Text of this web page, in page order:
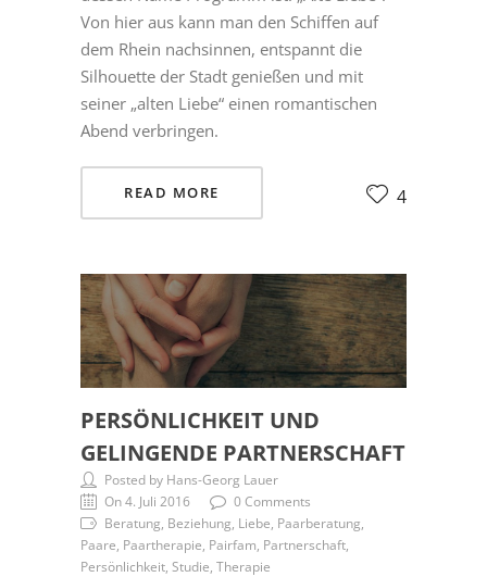
Von hier aus kann man den Schiffen auf
dem Rhein nachsinnen, entspannt die
Silhouette der Stadt genießen und mit
seiner „alten Liebe“ einen romantischen
Abend verbringen.
READ MORE 4
PERSÖNLICHKEIT UND
GELINGENDE PARTNERSCHAFT
Posted by Hans-Georg Lauer
On 4. Juli 2016
0 Comments
Beratung, Beziehung, Liebe, Paarberatung,
Paare, Paartherapie, Pairfam, Partnerschaft,
Persönlichkeit, Studie, Therapie